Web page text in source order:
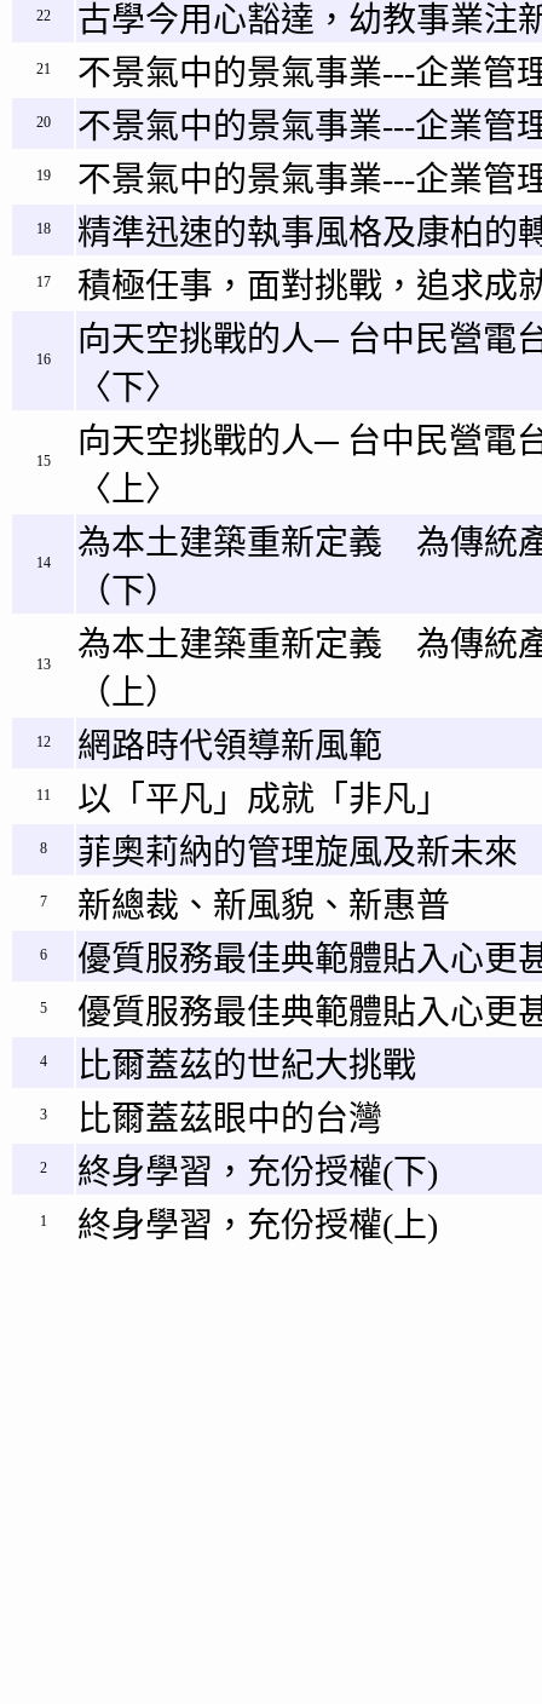
22 古學今用心豁達，幼教事業注
21 不景氣中的景氣事業---企業管
20 不景氣中的景氣事業---企業管
19 不景氣中的景氣事業---企業管
18 精準迅速的執事風格及康柏的
17 積極任事，面對挑戰，追求成
16
向天空挑戰的人─ 台中民營電
〈下〉
15
向天空挑戰的人─ 台中民營電
〈上〉
14
為本土建築重新定義 為傳統
（下）
13
為本土建築重新定義 為傳統
（上）
12 網路時代領導新風範
11 以「平凡」成就「非凡」
8 菲奧莉納的管理旋風及新未來
7 新總裁、新風貌、新惠普
6 優質服務最佳典範體貼入心更
5 優質服務最佳典範體貼入心更
4 比爾蓋茲的世紀大挑戰
3 比爾蓋茲眼中的台灣
2 終身學習，充份授權(下)
1 終身學習，充份授權(上)